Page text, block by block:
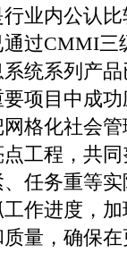
业内公认
过CMMI三
统系列产
项目中成
格化社会
工程，共
任务重等
作进度，
量，确保